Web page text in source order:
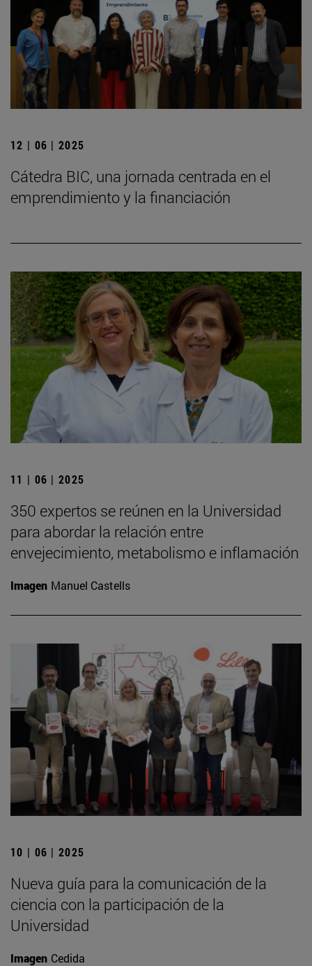
12 | 06 | 2025
Cátedra BIC, una jornada centrada en el
emprendimiento y la financiación
11 | 06 | 2025
350 expertos se reúnen en la Universidad
para abordar la relación entre
envejecimiento, metabolismo e inflamación
Imagen Manuel Castells
10 | 06 | 2025
Nueva guía para la comunicación de la
ciencia con la participación de la
Universidad
Imagen Cedida